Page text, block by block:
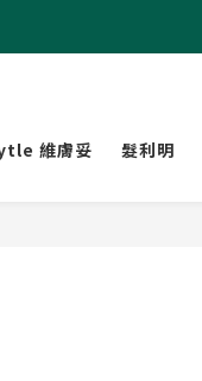
維膚妥 髮利明